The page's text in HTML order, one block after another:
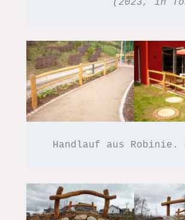
(2023, in
Handlauf aus Robinie.